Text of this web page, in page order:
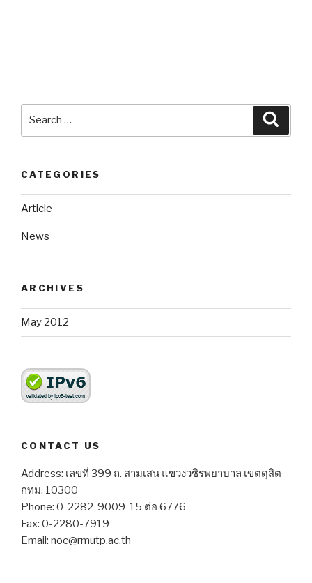
CATEGORIES
Article
News
ARCHIVES
May 2012
CONTACT US
Address: เลขที่ 399 ถ. สามเสน แขวงวชิรพยาบาล เขตดุสิต
กทม. 10300
Phone: 0-2282-9009-15 ต่อ 6776
Fax: 0-2280-7919
Email: noc@rmutp.ac.th